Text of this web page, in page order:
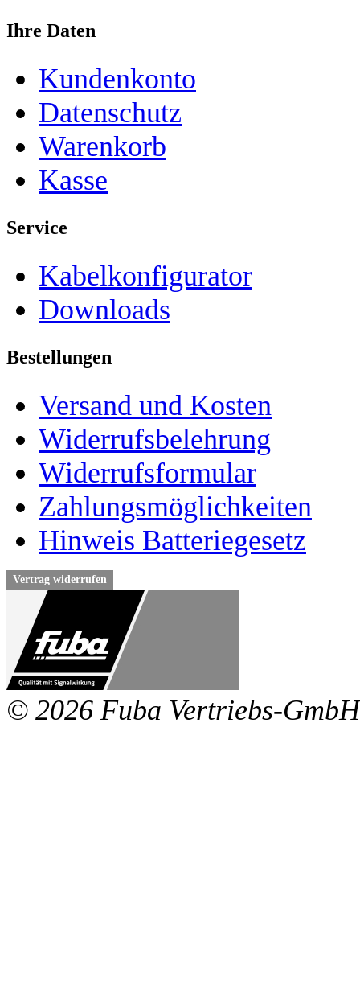
Ihre Daten
Kundenkonto
Datenschutz
Warenkorb
Kasse
Service
Kabelkonfigurator
Downloads
Bestellungen
Versand und Kosten
Widerrufsbelehrung
Widerrufsformular
Zahlungsmöglichkeiten
Hinweis Batteriegesetz
Vertrag widerrufen
© 2026 Fuba Vertriebs-GmbH